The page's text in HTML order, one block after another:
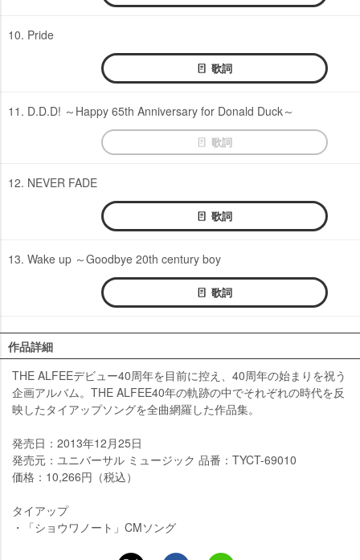
10. Pride
歌詞
11. D.D.D! ～Happy 65th Anniversary for Donald Duck～
歌詞
12. NEVER FADE
歌詞
13. Wake up ～Goodbye 20th century boy
歌詞
作品詳細
THE ALFEEデビュー40周年を目前に控え、40周年の始まりを祝う
企画アルバム。THE ALFEE40年の軌跡の中でそれぞれの時代を反
映したタイアップソングを全曲網羅した作品集。
発売日：2013年12月25日
発売元：ユニバーサル ミュージック 品番：TYCT-69010
価格：10,266円（税込）
タイアップ
・「ショウワノート」CMソング